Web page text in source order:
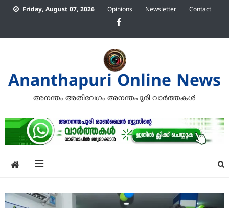
Skip
Friday, August 07, 2026 Opinions Newsletter Contact
Ananthapuri Online News
അനന്തം അതിവേഗം അനന്തപുരി വാര്‍ത്തകള്‍